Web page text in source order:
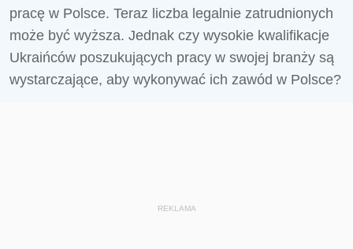
pracę w Polsce. Teraz liczba legalnie zatrudnionych
może być wyższa. Jednak czy wysokie kwalifikacje
Ukraińców poszukujących pracy w swojej branży są
wystarczające, aby wykonywać ich zawód w Polsce?
REKLAMA